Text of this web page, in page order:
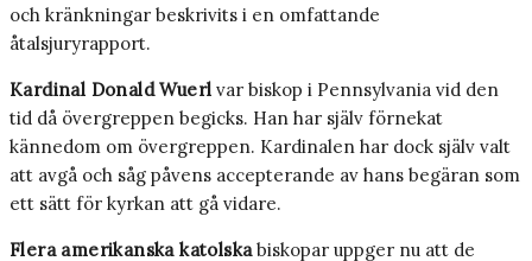
och kränkningar beskrivits i en omfattande
åtalsjuryrapport.
Kardinal Donald Wuerl var biskop i Pennsylvania vid den
tid då övergreppen begicks. Han har själv förnekat
kännedom om övergreppen. Kardinalen har dock själv valt
att avgå och såg påvens accepterande av hans begäran som
ett sätt för kyrkan att gå vidare.
Flera amerikanska katolskabiskopar uppger nu att de